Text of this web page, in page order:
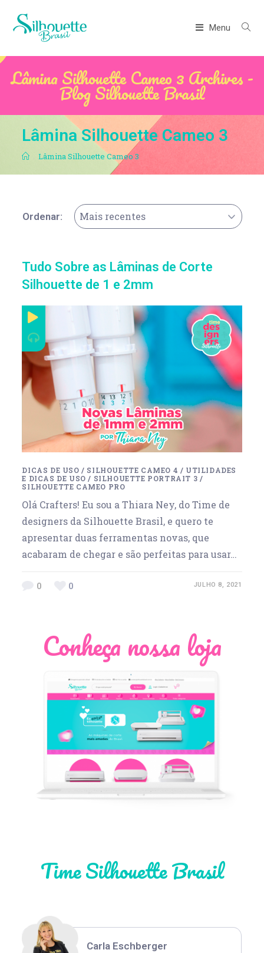
Menu
Lâmina Silhouette Cameo 3 Archives -
Blog Silhouette Brasil
Lâmina Silhouette Cameo 3
. Lâmina Silhouette Cameo 3
Ordenar: Mais recentes
Tudo Sobre as Lâminas de Corte
Silhouette de 1 e 2mm
DICAS DE USO / SILHOUETTE CAMEO 4 / UTILIDADES
E DICAS DE USO / SILHOUETTE PORTRAIT 3 /
SILHOUETTE CAMEO PRO
Olá Crafters! Eu sou a Thiara Ney, do Time de
designers da Silhouette Brasil, e quero te
apresentar duas ferramentas novas, que
acabaram de chegar e são perfeitas para usar…
0 0 JULHO 8, 2021
Conheça nossa loja
Time Silhouette Brasil
Léia Pastori
Thiara Ney
Carla Eschberger